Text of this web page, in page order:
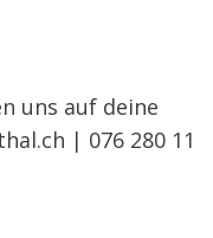
uns auf deine
| 076 280 11